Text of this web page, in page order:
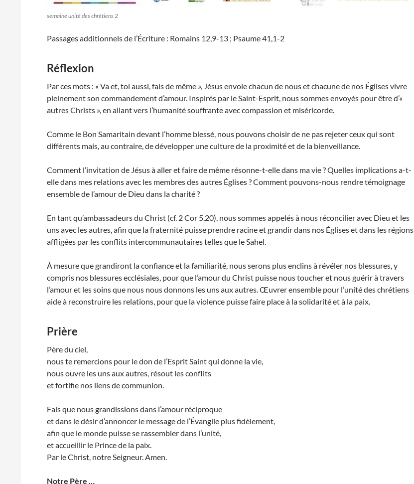
semaine unité des chrétiens 2
Passages additionnels de l’Écriture : Romains 12,9-13 ; Psaume 41,1-2
Réflexion
Par ces mots : « Va et, toi aussi, fais de même », Jésus envoie chacun de nous et chacune de nos Églises vivre
pleinement son commandement d’amour. Inspirés par le Saint-Esprit, nous sommes envoyés pour être d’«
autres Christs », en allant vers l’humanité souffrante avec compassion et miséricorde.
Comme le Bon Samaritain devant l’homme blessé, nous pouvons choisir de ne pas rejeter ceux qui sont
différents mais, au contraire, de développer une culture de la proximité et de la bienveillance.
Comment l’invitation de Jésus à aller et faire de même résonne-t-elle dans ma vie ? Quelles implications a-t-
elle dans mes relations avec les membres des autres Églises ? Comment pouvons-nous rendre témoignage
ensemble de l’amour de Dieu dans la charité ?
En tant qu’ambassadeurs du Christ (cf. 2 Cor 5,20), nous sommes appelés à nous réconcilier avec Dieu et les
uns avec les autres, afin que la fraternité puisse prendre racine et grandir dans nos Églises et dans les régions
affligées par les conflits intercommunautaires telles que le Sahel.
À mesure que grandiront la confiance et la familiarité, nous serons plus enclins à révéler nos blessures, y
compris nos blessures ecclésiales, pour que l’amour du Christ puisse nous toucher et nous guérir à travers
l’amour et les soins que nous nous donnons les uns aux autres. Œuvrer ensemble pour l’unité des chrétiens
aide à reconstruire les relations, pour que la violence puisse faire place à la solidarité et à la paix.
Prière
Père du ciel,
nous te remercions pour le don de l’Esprit Saint qui donne la vie,
nous ouvre les uns aux autres, résout les conflits
et fortifie nos liens de communion.
Fais que nous grandissions dans l’amour réciproque
et dans le désir d’annoncer le message de l’Évangile plus fidèlement,
afin que le monde puisse se rassembler dans l’unité,
et accueillir le Prince de la paix.
Par le Christ, notre Seigneur. Amen.
Notre Père …